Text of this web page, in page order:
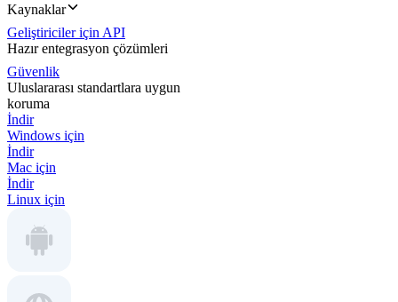
Kaynaklar
Geliştiriciler için API
Hazır entegrasyon çözümleri
Güvenlik
Uluslararası standartlara uygun
koruma
İndir
Windows için
İndir
Mac için
İndir
Linux için